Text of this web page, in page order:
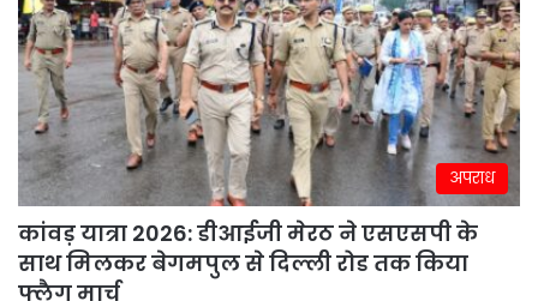
अपराध
कांवड़ यात्रा 2026: डीआईजी मेरठ ने एसएसपी के
साथ मिलकर बेगमपुल से दिल्ली रोड तक किया
फ्लैग मार्च